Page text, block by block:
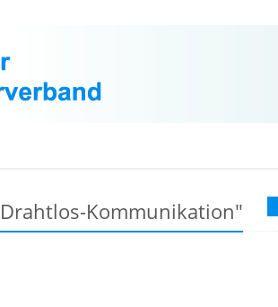
Kommunikation"